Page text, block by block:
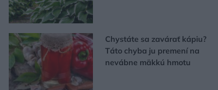
Chystáte sa zavárať kápiu?
Táto chyba ju premení na
nevábne mäkkú hmotu